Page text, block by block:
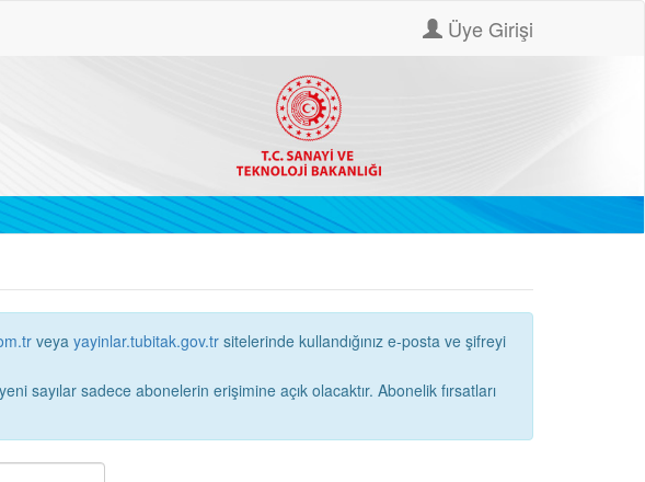
Üye Girişi
veya yayinlar.tubitak.gov.tr
abonelerin erişimine açık olacaktır. Abonelik fırsatları